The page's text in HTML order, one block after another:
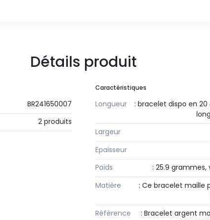
Détails produit
BR241650007
2 produits
Caractéristiques
Longueur
: bracelet dispo en
Largeur
Epaisseur
Poids
: 25.9 grammes,
Matière
: Ce bracelet maille
Référence
: Bracelet argent